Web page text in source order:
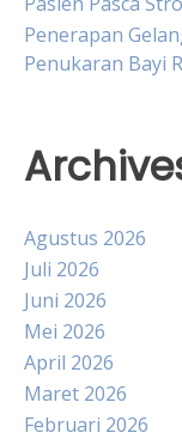
Penerapan
Penukaran Bayi
Agustus 2026
Juli 2026
Juni 2026
Mei 2026
April 2026
Maret 2026
Februari 2026